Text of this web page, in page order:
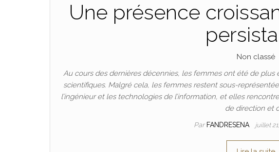
Une présence
Non classé
Au cours des dernières décennies, les femmes ont été de plus
scientifiques. Malgré cela, les femmes restent sous-
l’ingénieur et les technologies de l’information, et elles
de direction et
Par FANDRESENA juillet